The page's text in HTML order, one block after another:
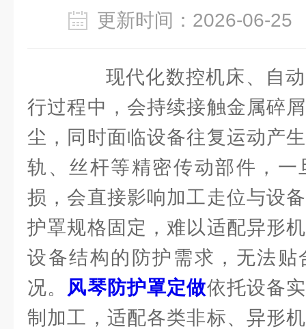
更新时间：2026-06-
现代化数控机床、自动
行过程中，会持续接触金属碎
尘，同时面临设备往复运动产
轨、丝杆等精密传动部件，一
损，会直接影响加工走位与设
护罩规格固定，难以适配异形
设备结构的防护需求，无法贴
况。 风琴防护罩定做依托设备
制加工，适配各类非标、异形